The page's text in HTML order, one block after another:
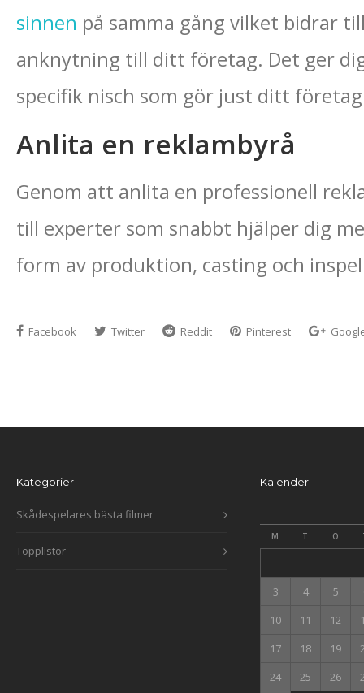
sinnen på samma gång vilket bidrar
anknytning till ditt företag. Det ger
specifik nisch som gör just ditt
Anlita en reklambyrå
Genom att anlita en professionell
till experter som snabbt hjälper dig
form av produktion, casting och
Facebook Twitter Reddit Pinterest
Kategorier
Skådespelares bästa filmer
Topplistor
Kalender
M T O
3 4 5
10
11 12
17
18 19
24
25 26